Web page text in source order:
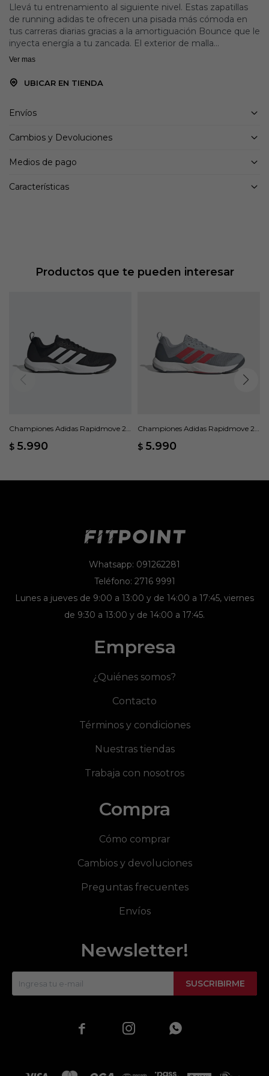
Llevá tu entrenamiento al siguiente nivel. Estas zapatillas
de running adidas te ofrecen una pisada más cómoda en
tus carreras diarias gracias a la amortiguación Bounce que le
inyecta energía a tu zancada. El exterior de malla
transpirable es ligero y aireado, al tiempo que proporciona
Exterior de malla
Mediasuela Bounce 2.0
Caída mediasuela: 6 mm (talón 28 mm / antepié 22 mm)
22 mm)
Ver mas
UBICAR EN TIENDA
Envíos
Cambios y Devoluciones
Medios de pago
Características
Productos que te pueden interesar
Championes Adidas Rapidmove 2 -
$ 5.990
Championes Adidas Rapidmove 2 -
$ 5.990
Whatsapp: 091262281
Teléfono: 2716 9991
Lunes a jueves de 9:00 a 13:00 y de 14:00 a 17:45, viernes
de 9:30 a 13:00 y de 14:00 a 17:45.
Empresa
¿Quiénes somos?
Contacto
Términos y condiciones
Nuestras tiendas
Trabaja con nosotros
Compra
Cómo comprar
Cambios y devoluciones
Preguntas frecuentes
Envíos
Newsletter!
SUSCRIBIRME
  